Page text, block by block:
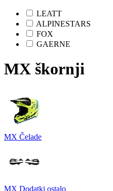
LEATT
ALPINESTARS
FOX
GAERNE
MX škornji
MX Čelade
MX Dodatki ostalo